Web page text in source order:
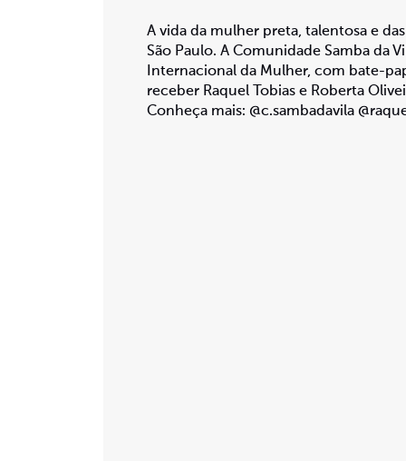
A vida da mulher preta, talentosa e
São Paulo. A Comunidade Samba da
Internacional da Mulher, com bate-
receber Raquel Tobias e Roberta
Conheça mais: @c.sambadavila